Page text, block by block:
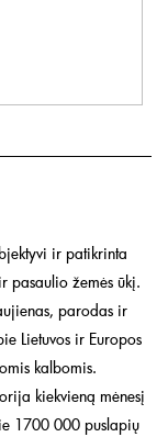
ir patikrinta
pasaulio žemės ūkį.
parodas ir
Lietuvos ir Europos
kalbomis.
kiekvieną mėnesį
1700 000 puslapių